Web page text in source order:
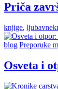
Priča
knjige,
blog Preporuke
Osveta i